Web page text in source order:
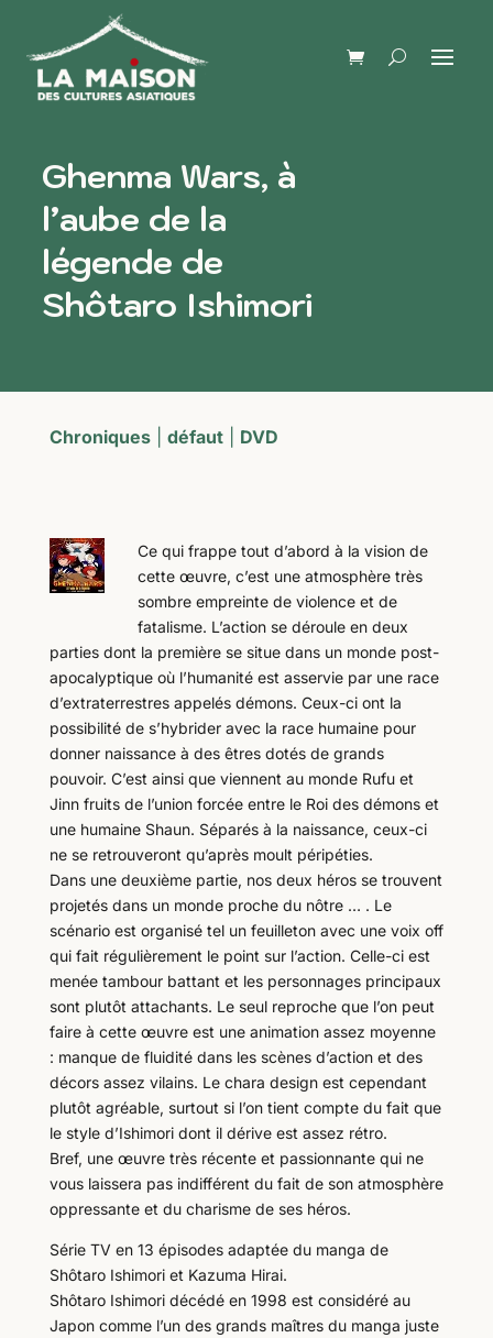
Ghenma Wars, à
l’aube de la
légende de
Shôtaro Ishimori
Chroniques| défaut| DVD
Ce qui frappe tout d’abord à la vision de
cette œuvre, c’est une atmosphère très
sombre empreinte de violence et de
fatalisme. L’action se déroule en deux
parties dont la première se situe dans un monde post-
apocalyptique où l’humanité est asservie par une race
d’extraterrestres appelés démons. Ceux-ci ont la
possibilité de s’hybrider avec la race humaine pour
donner naissance à des êtres dotés de grands
pouvoir. C’est ainsi que viennent au monde Rufu et
Jinn fruits de l’union forcée entre le Roi des démons et
une humaine Shaun. Séparés à la naissance, ceux-ci
ne se retrouveront qu’après moult péripéties.
Dans une deuxième partie, nos deux héros se trouvent
projetés dans un monde proche du nôtre … . Le
scénario est organisé tel un feuilleton avec une voix off
qui fait régulièrement le point sur l’action. Celle-ci est
menée tambour battant et les personnages principaux
sont plutôt attachants. Le seul reproche que l’on peut
faire à cette œuvre est une animation assez moyenne
: manque de fluidité dans les scènes d’action et des
décors assez vilains. Le chara design est cependant
plutôt agréable, surtout si l’on tient compte du fait que
le style d’Ishimori dont il dérive est assez rétro.
Bref, une œuvre très récente et passionnante qui ne
vous laissera pas indifférent du fait de son atmosphère
oppressante et du charisme de ses héros.
Série TV en 13 épisodes adaptée du manga de
Shôtaro Ishimori et Kazuma Hirai.
Shôtaro Ishimori décédé en 1998 est considéré au
Japon comme l’un des grands maîtres du manga juste